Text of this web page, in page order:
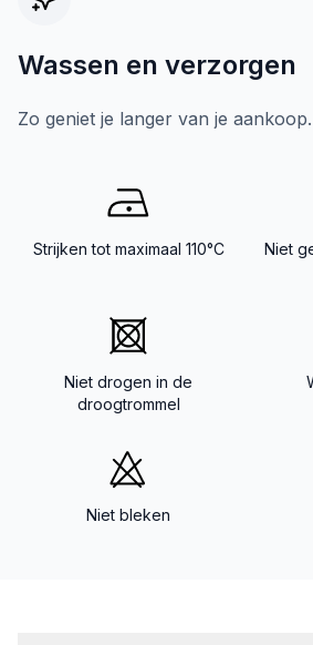
Wassen en verzorgen
Zo geniet je langer van je aankoop.
Strijken tot maximaal 110°C
Niet
Niet drogen in de
droogtrommel
Niet bleken